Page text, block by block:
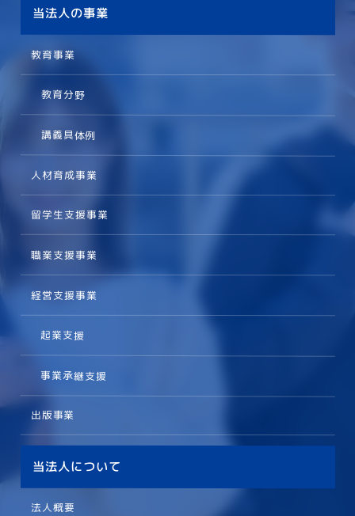
当法人の事業
教育事業
教育分野
講義具体例
人材育成事業
留学生支援事業
職業支援事業
経営支援事業
起業支援
事業承継支援
出版事業
当法人について
法人概要